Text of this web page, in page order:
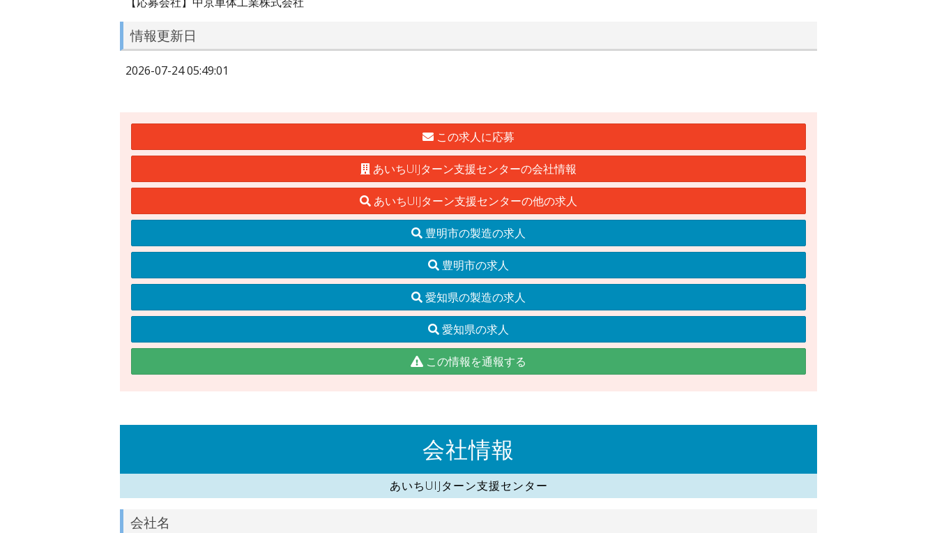
情報更新日
2026-07-24 05:49:01
この求人に応募
あいちUIJターン支援センターの会社情報
あいちUIJターン支援センターの他の求人
豊明市の製造の求人
豊明市の求人
愛知県の製造の求人
愛知県の求人
この情報を通報する
会社情報
あいちUIJターン支援センター
会社名